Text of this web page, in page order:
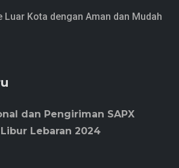
Luar Kota dengan Aman dan Mudah
dan Pengiriman SAPX
Lebaran 2024